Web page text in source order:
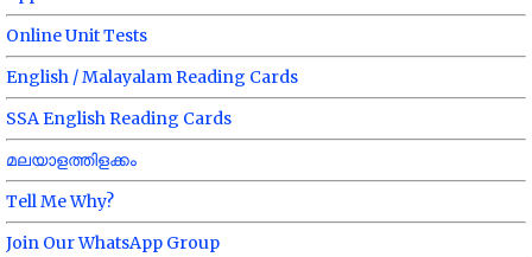
Online Unit Tests
English / Malayalam Reading Cards
SSA English Reading Cards
മലയാളത്തിളക്കം
Tell Me Why?
Join Our WhatsApp Group